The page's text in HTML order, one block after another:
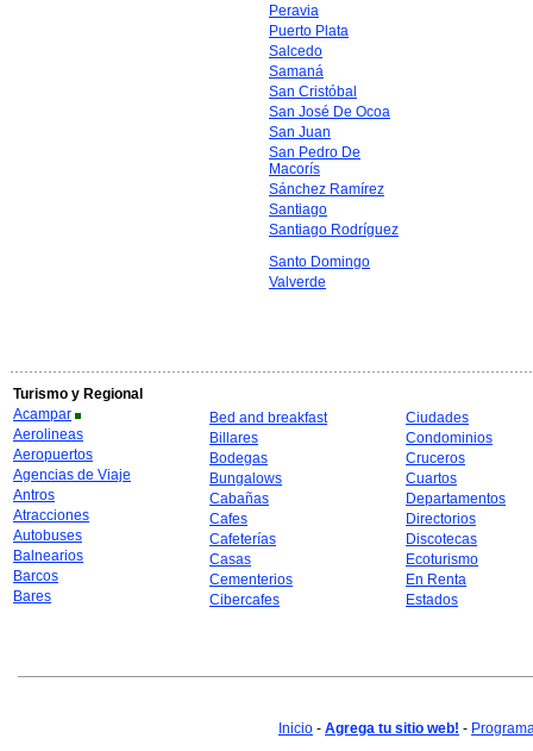
Peravia
Puerto Plata
Salcedo
Samaná
San Cristóbal
San José De Ocoa
San Juan
San Pedro De
Macorís
Sánchez Ramírez
Santiago
Santiago Rodríguez
Santo Domingo
Valverde
Turismo y Regional
Acampar
Aerolineas
Aeropuertos
Agencias de Viaje
Antros
Atracciones
Autobuses
Balnearios
Barcos
Bares
Bed and breakfast
Billares
Bodegas
Bungalows
Cabañas
Cafes
Cafeterías
Casas
Cementerios
Cibercafes
Ciudades
Condominios
Cruceros
Cuartos
Departamentos
Directorios
Discotecas
Ecoturismo
En Renta
Estados
Inicio - Agrega tu sitio web! -